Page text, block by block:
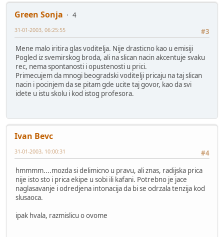
Green Sonja
4
#3
31-01-2003, 06:25:55
Mene malo iritira glas voditelja. Nije drasticno kao u emisiji
Pogled iz svemirskog broda, ali na slican nacin akcentuje svaku
rec, nema spontanosti i opustenosti u prici.
Primecujem da mnogi beogradski voditelji pricaju na taj slican
nacin i pocinjem da se pitam gde ucite taj govor, kao da svi
idete u istu skolu i kod istog profesora.
Ivan Bevc
#4
31-01-2003, 10:00:31
hmmmm....mozda si delimicno u pravu, ali znas, radijska prica
nije isto sto i prica ekipe u sobi ili kafani. Potrebno je jace
naglasavanje i odredjena intonacija da bi se odrzala tenzija kod
slusaoca.
ipak hvala, razmislicu o ovome